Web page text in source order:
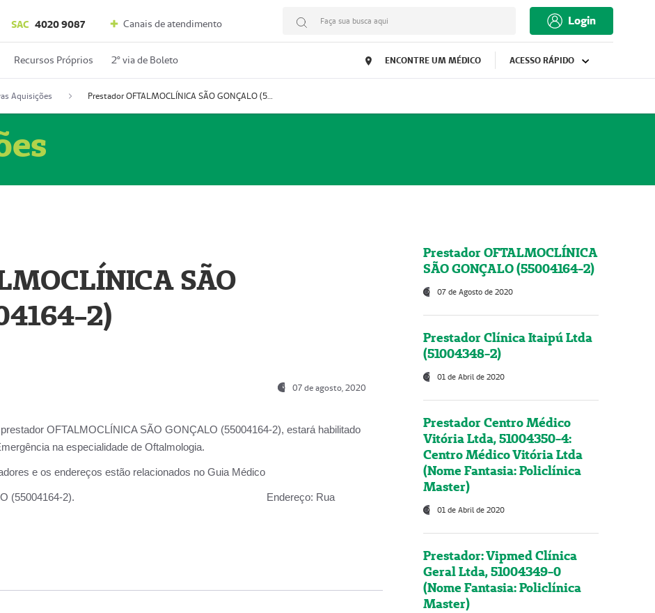
SAC 4020 9087 Canais de atendimento Faça sua busca aqui Login
Recursos Próprios 2º via de Boleto ENCONTRE UM MÉDICO ACESSO RÁPIDO
Aquisições Prestador OFTALMOCLÍNICA SÃO GONÇALO (55004164-2)
SÃO
2)
07 de agosto, 2020
OFTALMOCLÍNICA SÃO GONÇALO (55004164-2), estará habilitado
na especialidade de Oftalmologia.
e os endereços estão relacionados no Guia Médico
GONÇALO (55004164-2). Endereço: Rua
Prestador OFTALMOCLÍNICA
SÃO GONÇALO (55004164-2)
07 de Agosto de 2020
Prestador Clínica Itaipú Ltda
(51004348-2)
01 de Abril de 2020
Prestador Centro Médico
Vitória Ltda, 51004350-4:
Centro Médico Vitória Ltda
(Nome Fantasia: Policlínica
Master)
01 de Abril de 2020
Prestador: Vipmed Clínica
Geral Ltda, 51004349-0
(Nome Fantasia: Policlínica
Master)